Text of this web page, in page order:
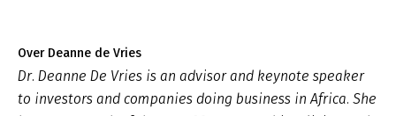
Over Deanne de Vries
Dr. Deanne De Vries is an advisor and keynote speaker
to investors and companies doing business in Africa. She